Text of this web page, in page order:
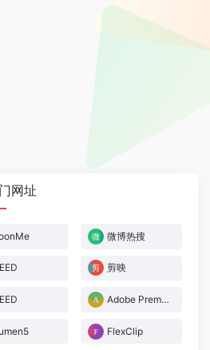
网址
微博热搜
剪映
Adobe Premiere Pro
FlexClip